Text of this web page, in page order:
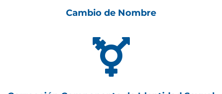
Cambio de Nombre
